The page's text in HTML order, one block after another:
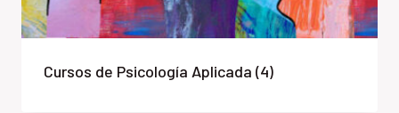
Cursos de Psicología Aplicada (4)